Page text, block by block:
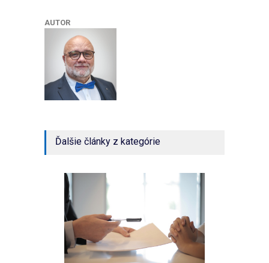
AUTOR
Ďalšie články z kategórie